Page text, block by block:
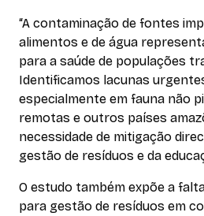
“A contaminação de fontes
alimentos e de água
para a saúde de populações
Identificamos lacunas
especialmente em fauna não
remotas e outros países
necessidade de mitigação
gestão de resíduos e da
O estudo também expõe a
para gestão de resíduos em